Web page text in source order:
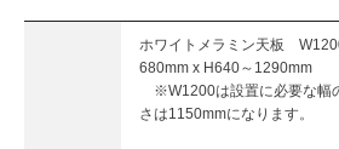
ホワイトメラミン天板
680mm x H640～1290mm
※W1200は設置に必要な幅
さは1150mmになります。